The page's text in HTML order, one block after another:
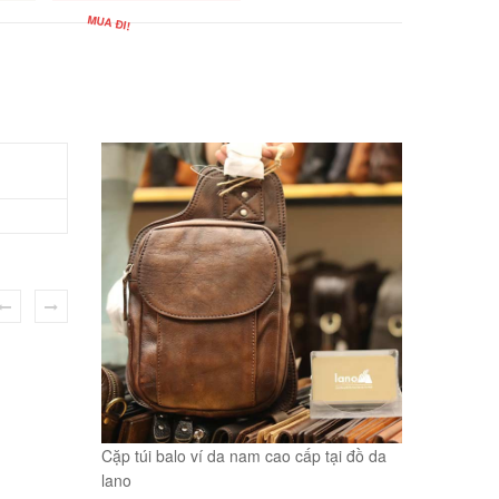
Cặp túi balo ví da nam cao cấp tại đồ da
lano